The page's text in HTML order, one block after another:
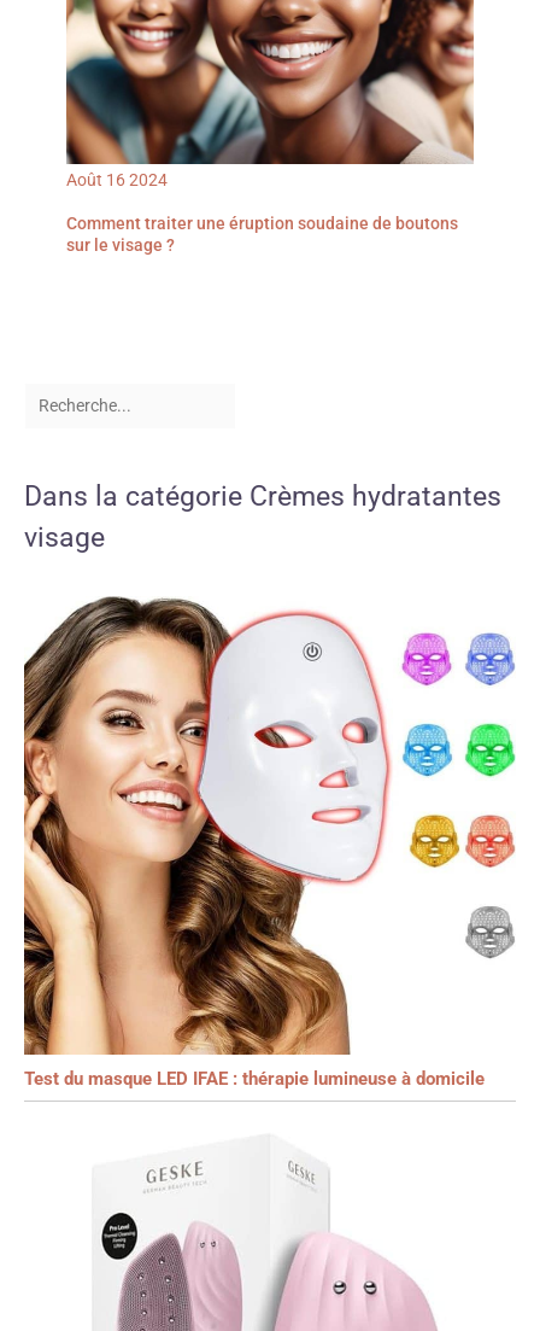
Août 162024
Comment traiter une éruption soudaine de boutons
sur le visage ?
Dans la catégorie Crèmes hydratantes
visage
Test du masque LED IFAE : thérapie lumineuse à domicile